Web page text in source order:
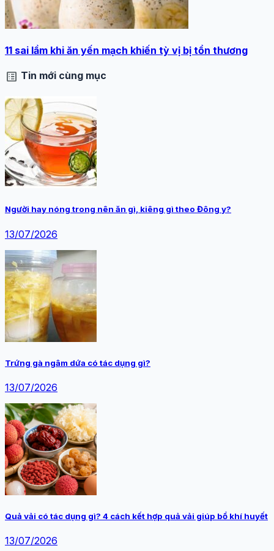
11 sai lầm khi ăn yến mạch khiến tỳ vị bị tổn thương
list_alt Tin mới cùng mục
Người hay nóng trong nên ăn gì, kiêng gì theo Đông y?
13/07/2026
Trứng gà ngâm dứa có tác dụng gì?
13/07/2026
Quả vải có tác dụng gì? 4 cách kết hợp quả vải giúp bổ khí huyết
13/07/2026